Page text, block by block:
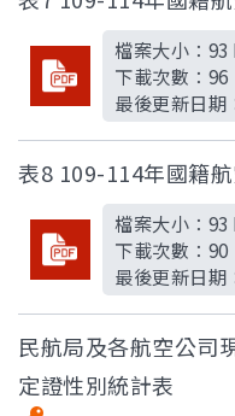
檔案大小： 93
下載次數： 96
最後更新日期
表8 109-114年國籍
檔案大小： 93
下載次數： 90
最後更新日期
民航局及各航空公司
定證性別統計表